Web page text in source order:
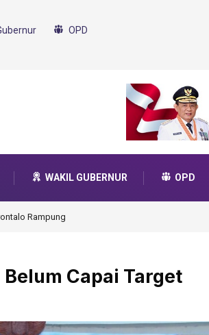
OPD
WAKIL GUBERNUR OPD
Garuda Transformasi 2025
Capai Target